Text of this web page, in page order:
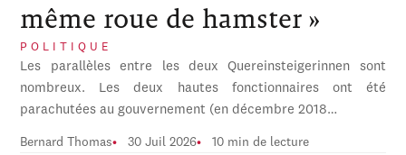
même roue de hamster »
POLITIQUE
Les parallèles entre les deux Quereinsteigerinnen sont
nombreux. Les deux hautes fonctionnaires ont été
parachutées au gouvernement (en décembre 2018…
Bernard Thomas 30 Juil 2026 10 min de lecture